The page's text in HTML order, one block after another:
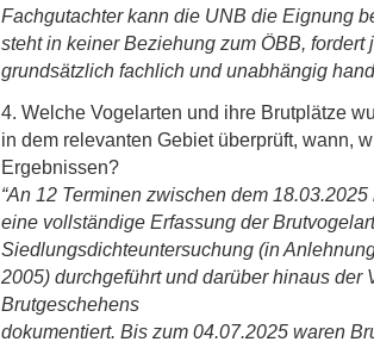
Fachgutachter kann die UNB die Eignung
steht in keiner Beziehung zum ÖBB, fordert
grundsätzlich fachlich und unabhängig
4. Welche Vogelarten und ihre Brutplätze
in dem relevanten Gebiet überprüft, wann,
Ergebnissen?
“An 12 Terminen zwischen dem
eine vollständige Erfassung der
Siedlungsdichteuntersuchung (in
2005) durchgeführt und darüber hinaus der
Brutgeschehens
dokumentiert. Bis zum 04.07.2025 waren